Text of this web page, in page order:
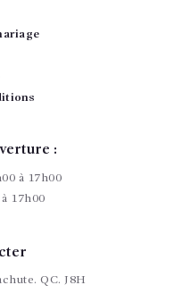
:
à 17h00
17h00
QC. J8H